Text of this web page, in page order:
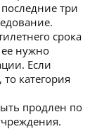
три
срока
ее нужно
Если
категория
продлен по